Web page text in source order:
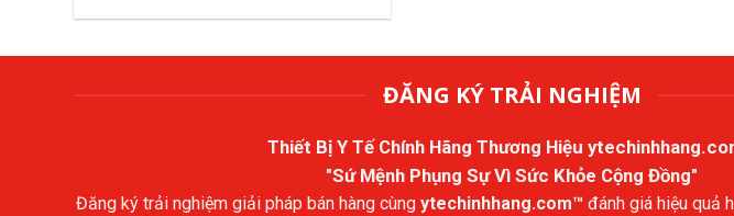
ĐĂNG KÝ TRẢI NGHIỆM
Thiết Bị Y Tế Chính Hãng Thương Hiệu
"Sứ Mệnh Phụng Sự Vì Sức Khỏe Cộng Đồng"
Đăng ký trải nghiệm giải pháp bán hàng cùngytechinhhang.com™đánh giá hiệu quả